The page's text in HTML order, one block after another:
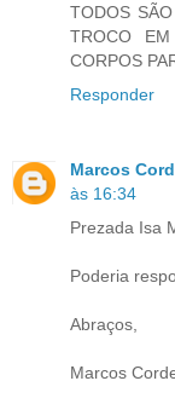
TODOS
TROCO
CORPOS
Responder
Marcos
às 16:34
Prezada Isa
Poderia
Abraços,
Marcos